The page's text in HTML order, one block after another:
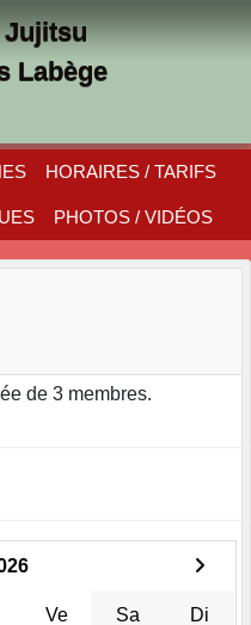
Jujitsu
Labège
HORAIRES / TARIFS
PHOTOS / VIDÉOS
de 3 membres.
Ve Sa Di